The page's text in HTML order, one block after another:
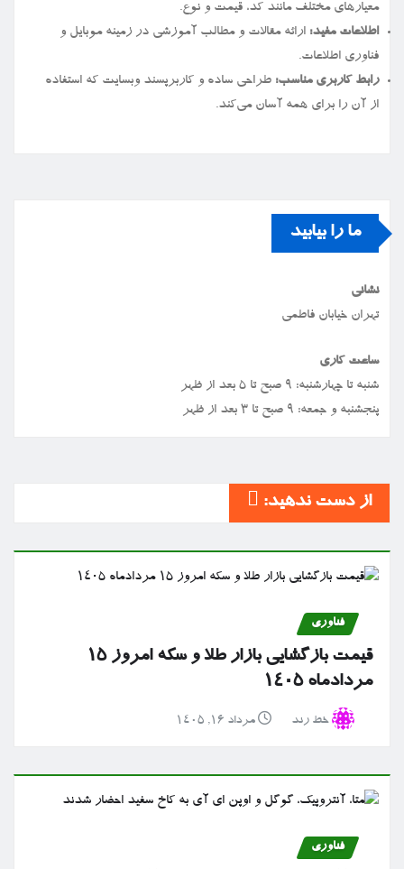
معیارهای مختلف مانند کد، قیمت و نوع.
اطلاعات مفید: ارائه مقالات و مطالب آموزشی در زمینه موبایل و
فناوری اطلاعات.
رابط کاربری مناسب: طراحی ساده و کاربرپسند وبسایت که استفاده
از آن را برای همه آسان می‌کند.
ما را بیابید
نشانی
تهران خیابان فاطمی
ساعت کاری
شنبه تا چهارشنبه: ۹ صبح تا ۵ بعد از ظهر
پنجشنبه و جمعه: ۹ صبح تا ۳ بعد از ظهر
از دست ندهید:
فناوری
قیمت بازگشایی بازار طلا و سکه امروز ۱۵
مردادماه ۱۴۰۵
خط رند مرداد ۱۶, ۱۴۰۵
فناوری